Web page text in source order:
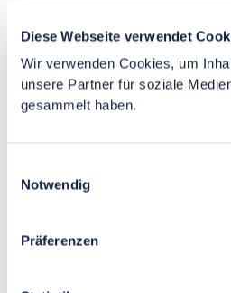
Diese Webseite verwendet
Wir verwenden Cookies, um
unsere Partner für soziale
gesammelt haben.
Notwendig
Präferenzen